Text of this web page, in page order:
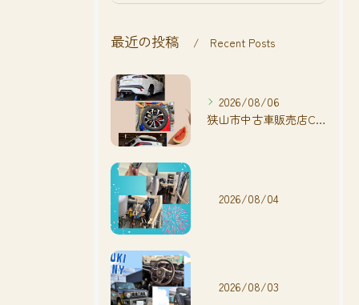
最近の投稿 Recent Posts
2026/08/06
狭山市中古車販売店CarShop FACT.🚗
2026/08/04
2026/08/03